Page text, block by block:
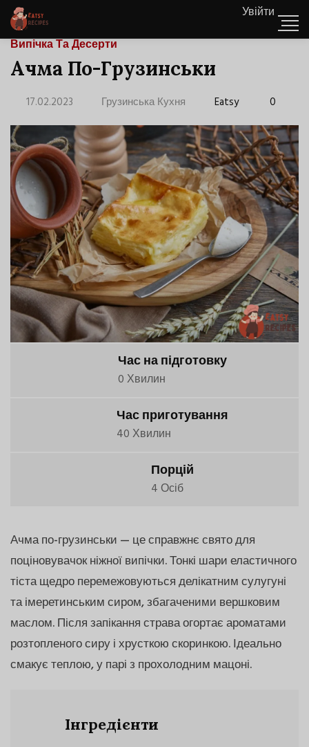
Увійти
Випічка Та Десерти
Ачма По-Грузинськи
17.02.2023 Грузинська Кухня Eatsy 0
Час на підготовку
0 Хвилин
Час приготування
40 Хвилин
Порцій
4 Осіб
Ачма по-грузинськи — це справжнє свято для
поціновувачок ніжної випічки. Тонкі шари еластичного
тіста щедро перемежовуються делікатним сулугуні
та імеретинським сиром, збагаченими вершковим
маслом. Після запікання страва огортає ароматами
розтопленого сиру і хрусткою скоринкою. Ідеально
смакує теплою, у парі з прохолодним мацоні.
Інгредієнти